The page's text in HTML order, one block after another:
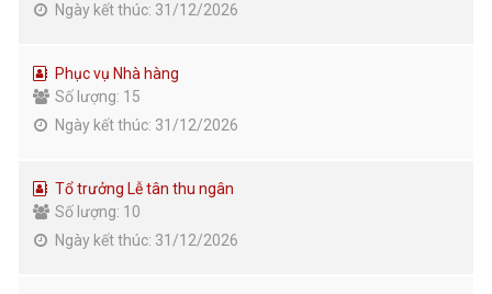
Ngày kết thúc: 31/12/2026
Phục vụ Nhà hàng
Số lượng: 15
Ngày kết thúc: 31/12/2026
Tổ trưởng Lễ tân thu ngân
Số lượng: 10
Ngày kết thúc: 31/12/2026